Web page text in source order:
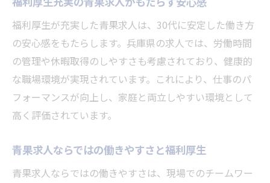
福利厚生が充実した青果求人は、30代に安定した働き方
の安心感をもたらします。兵庫県の求人では、労働時間
の管理や休暇取得のしやすさも考慮されており、健康的
な職場環境が実現されています。これにより、仕事のパ
フォーマンスが向上し、家庭と両立しやすい環境として
高く評価されています。
青果求人ならではの働きやすさと福利厚生
青果求人ならではの働きやすさは、現場でのチームワー